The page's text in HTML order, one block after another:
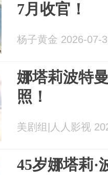
7月收官！
杨子黄金 2026-07-
娜塔莉波特
照！
美剧组|人人影视
45岁娜塔莉·